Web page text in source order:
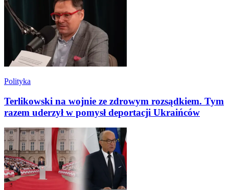
Polityka
Terlikowski na wojnie ze zdrowym rozsądkiem. Tym
razem uderzył w pomysł deportacji Ukraińców